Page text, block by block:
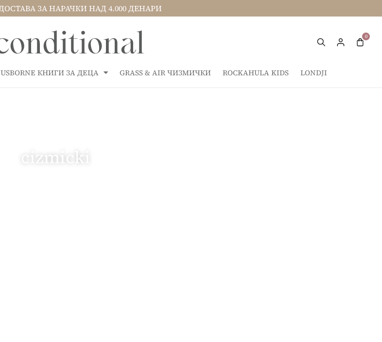
БЕСПЛАТНА ДОСТАВА ЗА НАРАЧКИ НАД 4.000 ДЕНАРИ
USBORNE КНИГИ ЗА ДЕЦА GRASS & AIR ЧИЗМИЧКИ ROCKAHULA KIDS LONDJI
cizmicki